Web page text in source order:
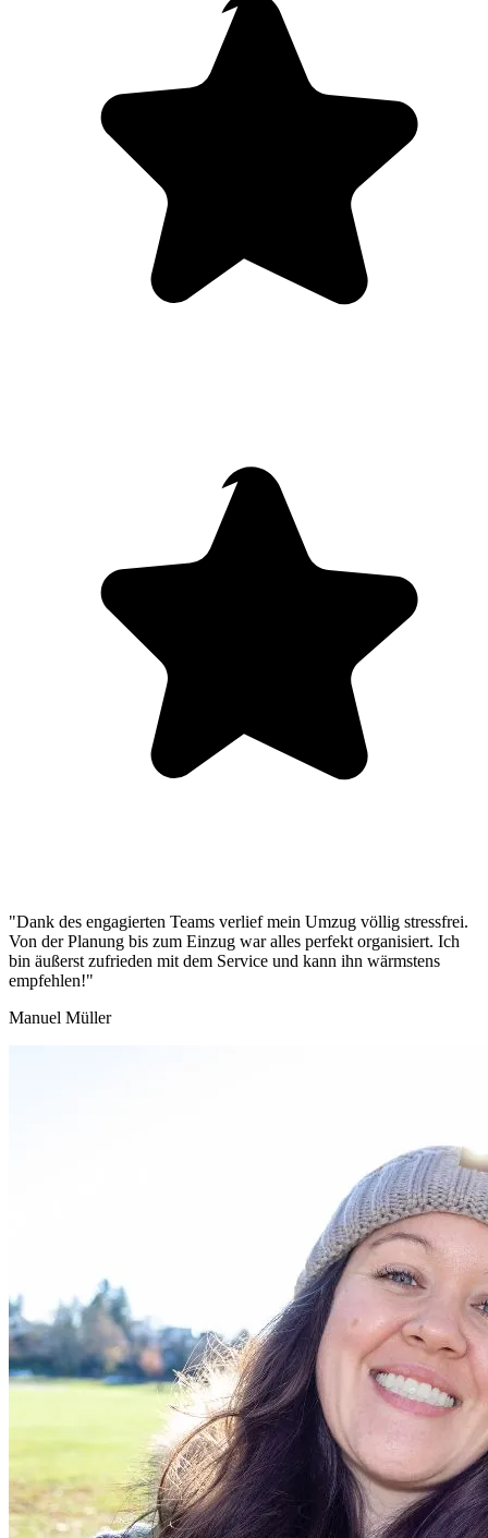
"Dank des engagierten Teams verlief mein Umzug völlig stressfrei.
Von der Planung bis zum Einzug war alles perfekt organisiert. Ich
bin äußerst zufrieden mit dem Service und kann ihn wärmstens
empfehlen!"
Manuel Müller